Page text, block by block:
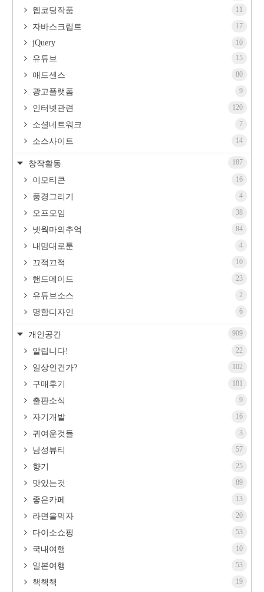
웹코딩작품 11
자바스크립트 17
jQuery 10
유튜브 15
애드센스 80
광고플랫폼 9
인터넷관련 120
소셜네트워크 7
소스사이트 14
창작활동 187
이모티콘 16
풍경그리기 4
오프모임 38
넷웍마의추억 84
내맘대로툰 4
끄적끄적 10
핸드메이드 23
유튜브소스 2
명함디자인 6
개인공간 909
알립니다! 22
일상인건가? 102
구매후기 181
출판소식 9
자기개발 16
귀여운것들 3
남성뷰티 57
향기 25
맛있는것 89
좋은카페 13
라면을먹자 20
다이소쇼핑 53
국내여행 10
일본여행 53
책책책 19